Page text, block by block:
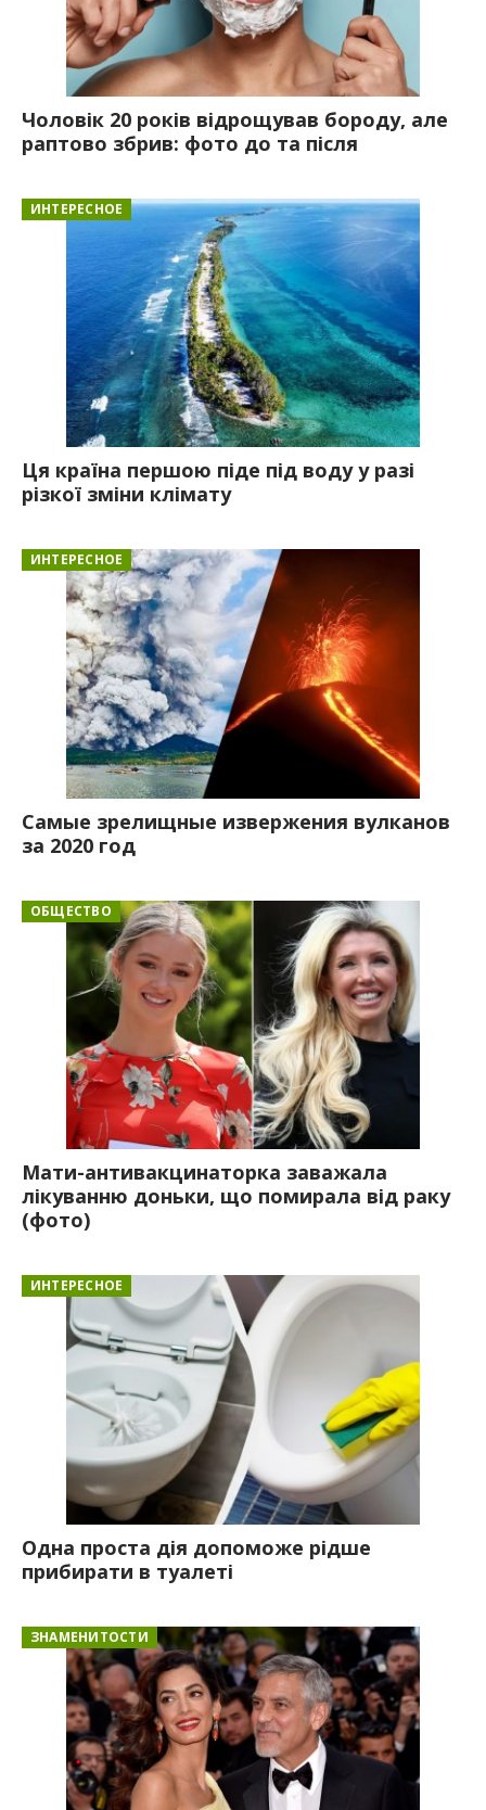
Чоловік 20 років відрощував бороду, але
раптово збрив: фото до та після
ИНТЕРЕСНОЕ
Ця країна першою піде під воду у разі
різкої зміни клімату
ИНТЕРЕСНОЕ
Самые зрелищные извержения вулканов
за 2020 год
ОБЩЕСТВО
Мати-антивакцинаторка заважала
лікуванню доньки, що помирала від раку
(фото)
ИНТЕРЕСНОЕ
Одна проста дія допоможе рідше
прибирати в туалеті
ЗНАМЕНИТОСТИ